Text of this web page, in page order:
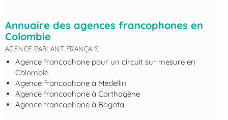
Annuaire des agences francophones en
Colombie
AGENCE PARLANT FRANÇAIS
Agence francophone pour un circuit sur mesure en
Colombie
Agence francophone à Medellin
Agence francophone à Carthagène
Agence francophone à Bogota